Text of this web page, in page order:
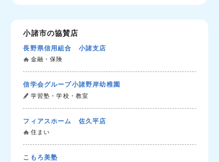
小諸市の協賛店
長野県信用組合 小諸支店
金融・保険
信学会グループ小諸野岸幼稚園
学習塾・学校・教室
フィアスホーム 佐久平店
住まい
こもろ美塾